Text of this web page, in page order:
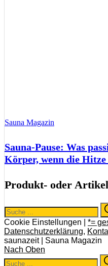
Sauna Magazin
Sauna-Pause: Was
Körper, wenn die
Produkt- oder
Search
for:
Cookie Einstellungen | *=
Datenschutzerklärung,
saunazeit | Sauna Magazin
Nach Oben
Search